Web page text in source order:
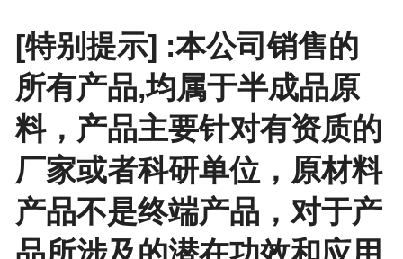
[特别提示] :本公司销售的
所有产品,均属于半成品原
料，产品主要针对有资质的
厂家或者科研单位，原材料
产品不是终端产品，对于产